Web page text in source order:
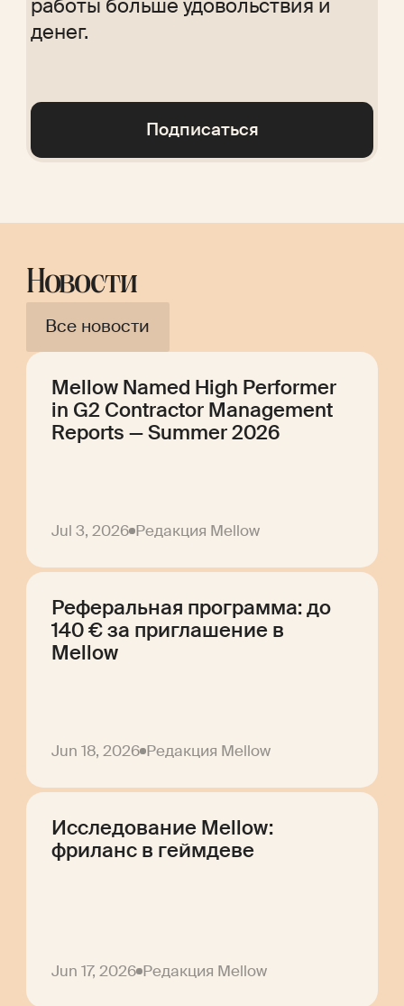
работы больше удовольствия и
денег.
Подписаться
Новости
Все новости
Mellow Named High Performer
in G2 Contractor Management
Reports — Summer 2026
Jul 3, 2026 Редакция Mellow
Реферальная программа: до
140 € за приглашение в
Mellow
Jun 18, 2026 Редакция Mellow
Исследование Mellow:
фриланс в геймдеве
Jun 17, 2026 Редакция Mellow